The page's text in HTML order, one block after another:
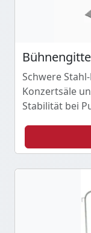
Schwere
Konzertsäle
Stabilität bei